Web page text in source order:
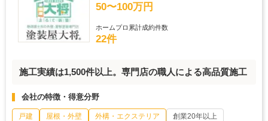
50〜100万円
ホームプロ累計成約件数
22件
施工実績は1,500件以上。専門店の職人による高品質施工
会社の特徴・得意分野
戸建 屋根・外壁 外構・エクステリア
創業20年以上